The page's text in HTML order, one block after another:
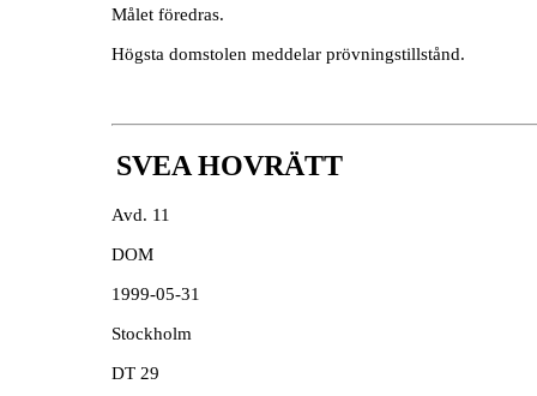
Målet föredras.
Högsta domstolen meddelar prövningstillstånd.
SVEA HOVRÄTT
Avd. 11
DOM
1999-05-31
Stockholm
DT 29